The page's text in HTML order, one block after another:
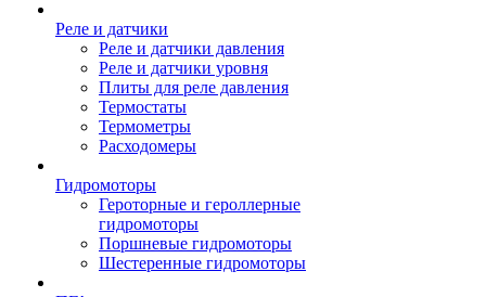
Реле и датчики
Реле и датчики давления
Реле и датчики уровня
Плиты для реле давления
Термостаты
Термометры
Расходомеры
Гидромоторы
Героторные и героллерные
гидромоторы
Поршневые гидромоторы
Шестеренные гидромоторы